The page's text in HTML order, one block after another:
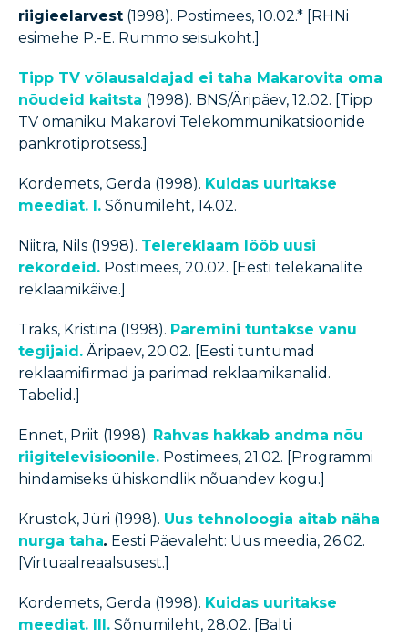
riigieelarvest (1998). Postimees, 10.02.* [RHNi
esimehe P.-E. Rummo seisukoht.]
Tipp TV võlausaldajad ei taha Makarovita oma
nõudeid kaitsta (1998). BNS/Äripäev, 12.02. [Tipp
TV omaniku Makarovi Telekommunikatsioonide
pankrotiprotsess.]
Kordemets, Gerda (1998). Kuidas uuritakse
meediat. I. Sõnumileht, 14.02.
Niitra, Nils (1998). Telereklaam lööb uusi
rekordeid. Postimees, 20.02. [Eesti telekanalite
reklaamikäive.]
Traks, Kristina (1998). Paremini tuntakse vanu
tegijaid. Äripaev, 20.02. [Eesti tuntumad
reklaamifirmad ja parimad reklaamikanalid.
Tabelid.]
Ennet, Priit (1998). Rahvas hakkab andma nõu
riigitelevisioonile. Postimees, 21.02. [Programmi
hindamiseks ühiskondlik nõuandev kogu.]
Krustok, Jüri (1998). Uus tehnoloogia aitab näha
nurga taha. Eesti Päevaleht: Uus meedia, 26.02.
[Virtuaalreaalsusest.]
Kordemets, Gerda (1998). Kuidas uuritakse
meediat. III. Sõnumileht, 28.02. [Balti